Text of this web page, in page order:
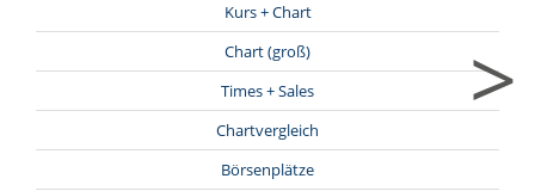
Kurs + Chart
Chart (groß)
Times + Sales
Chartvergleich
Börsenplätze
>